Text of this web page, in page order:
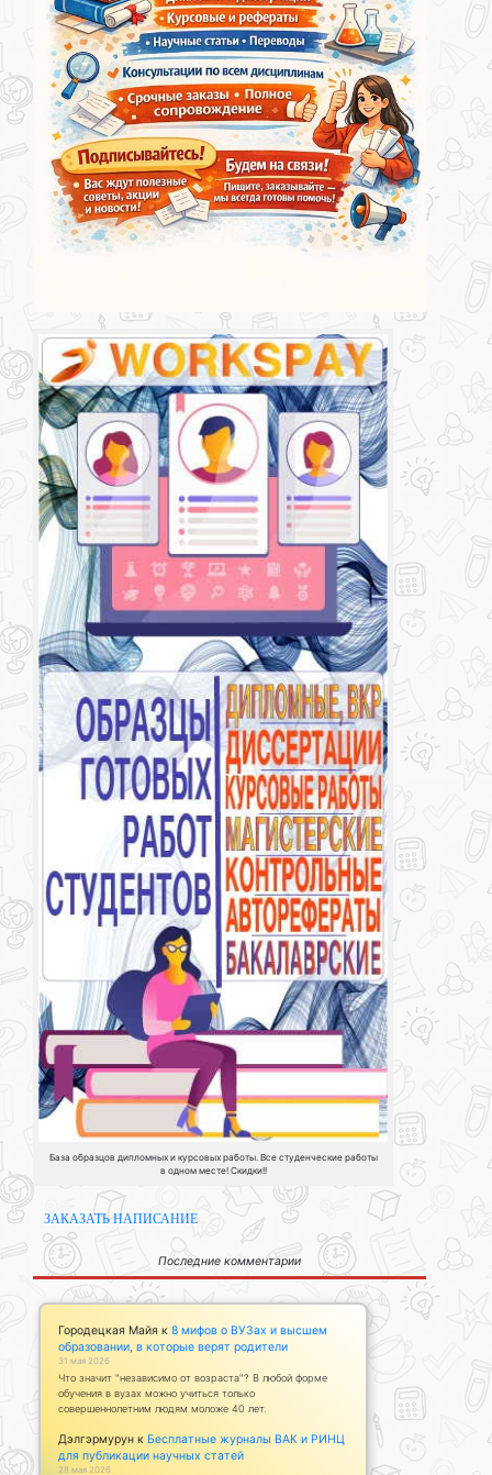
База образцов дипломных и курсовых работы. Все студенческие работы
в одном месте! Скидки!!
ЗАКАЗАТЬ НАПИСАНИЕ
Последние комментарии
Городецкая Майя к 8 мифов о ВУЗах и высшем
образовании, в которые верят родители
31 мая 2026
Что значит "независимо от возраста"? В любой форме
обучения в вузах можно учиться только
совершеннолетним людям моложе 40 лет.
Дэлгэрмурун к Бесплатные журналы ВАК и РИНЦ
для публикации научных статей
28 мая 2026